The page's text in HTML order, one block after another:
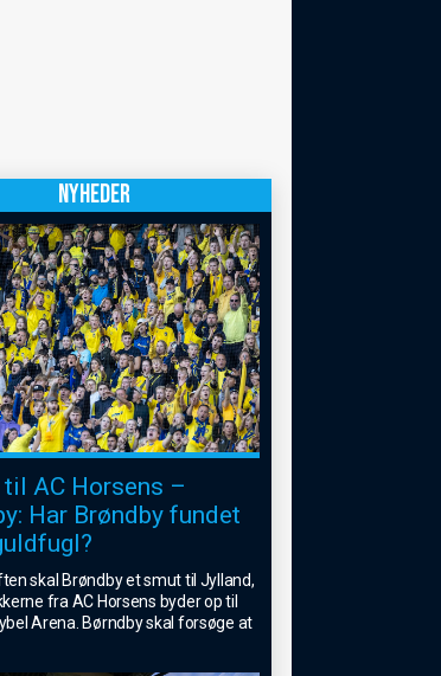
NYHEDER
til AC Horsens –
Har Brøndby fundet
skal Brøndby et smut til Jylland,
fra AC Horsens byder op til
Arena. Børndby skal forsøge at